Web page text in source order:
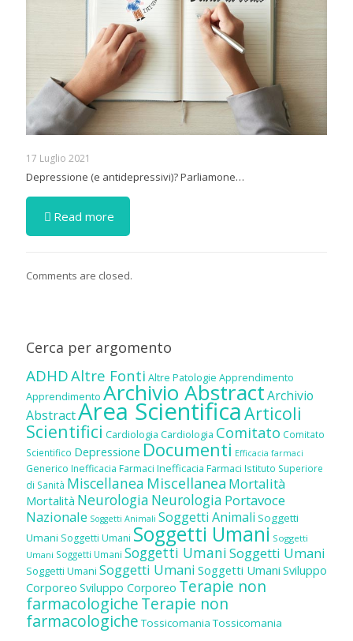
17 Luglio 2021
Depressione (e antidepressivi)? Parliamone…
Read more
Comments are closed.
Cerca per argomento
ADHDAltre Fonti Altre Patologie Apprendimento
Apprendimento Archivio AbstractArchivio
AbstractArea ScientificaArticoli
Scientifici Cardiologia Cardiologia Comitato Comitato
Scientifico Depressione Documenti Efficacia farmaci
Generico Inefficacia Farmaci Inefficacia Farmaci Istituto Superiore
di Sanità Miscellanea Miscellanea Mortalità
Mortalità Neurologia Neurologia Portavoce
Nazionale Soggetti Animali Soggetti Animali Soggetti
Umani Soggetti Umani Soggetti Umani Soggetti
Umani Soggetti Umani Soggetti UmaniSoggetti Umani
Soggetti Umani Soggetti Umani Soggetti Umani Sviluppo
Corporeo Sviluppo Corporeo Terapie non
farmacologicheTerapie non
farmacologiche Tossicomania Tossicomania